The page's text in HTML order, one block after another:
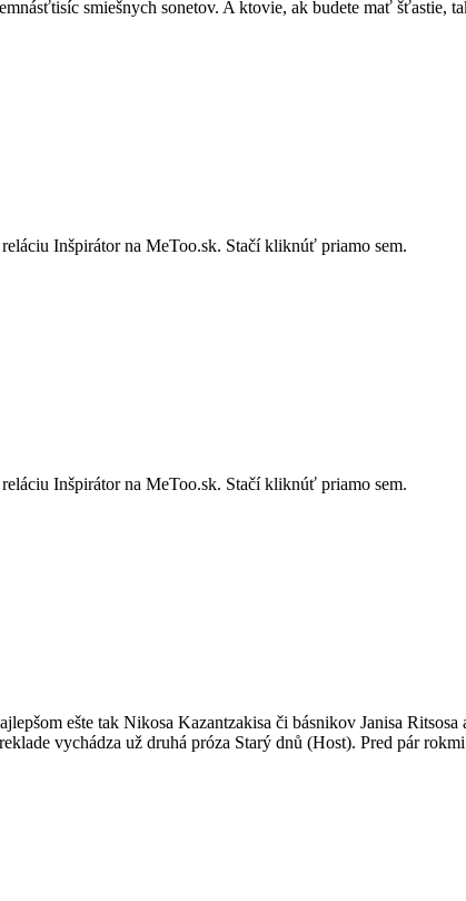
smiešnych sonetov. A ktovie, ak budete mať šťastie,
Inšpirátor na MeToo.sk. Stačí kliknúť priamo sem.
Inšpirátor na MeToo.sk. Stačí kliknúť priamo sem.
ešte tak Nikosa Kazantzakisa či básnikov Janisa
vychádza už druhá próza Starý dnů (Host). Pred pár